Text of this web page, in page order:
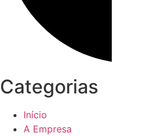
Categorias
Início
A Empresa